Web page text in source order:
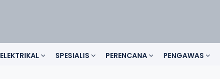
ELEKTRIKAL SPESIALIS PERENCANA PENGAWAS